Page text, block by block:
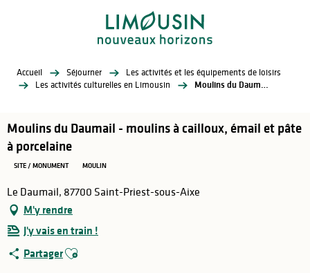
Accueil Séjourner
Les activités et les équipements de loisirs
Les activités culturelles en Limousin
Moulins du Daumail - moulins à cailloux, émail et pâte à porcelaine
Moulins du Daumail - moulins à cailloux, émail et pâte
à porcelaine
SITE / MONUMENT MOULIN
Le Daumail, 87700 Saint-Priest-sous-Aixe
M'y rendre
J'y vais en train !
PartagerAjouter aux favoris